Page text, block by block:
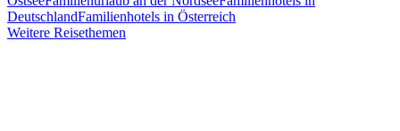
DeutschlandFamilienhotels in Österreich
Weitere Reisethemen